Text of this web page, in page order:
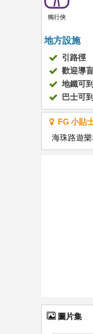
獨行俠
地方設施
引路徑
歡迎導
地鐵可
巴士可
FG 小貼
海珠路遊
圖片集